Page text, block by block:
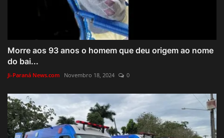
Morre aos 93 anos o homem que deu origem ao nome
do bai...
Ji-Paraná News.com Novembro 18, 2024 0